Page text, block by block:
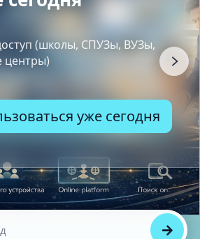
материалы с телефона,
и учись там, где тебе
уже сегодня